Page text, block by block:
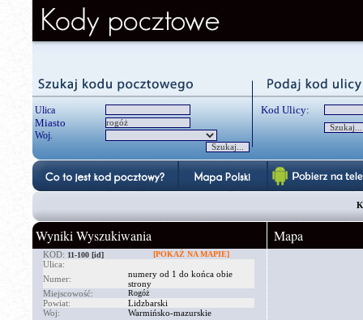
Ulica
Miasto
Woj.
Kod Ulicy:
Wyniki Wyszukiwania
KOD: 11-100 [id] [POKAŻ NA MAPIE]
Ulica:
Numer:
numery od 1 do końca obie
strony
Miejscowość:
Rogóż
Powiat:
Lidzbarski
Woj:
Warmińsko-mazurskie
Mapa